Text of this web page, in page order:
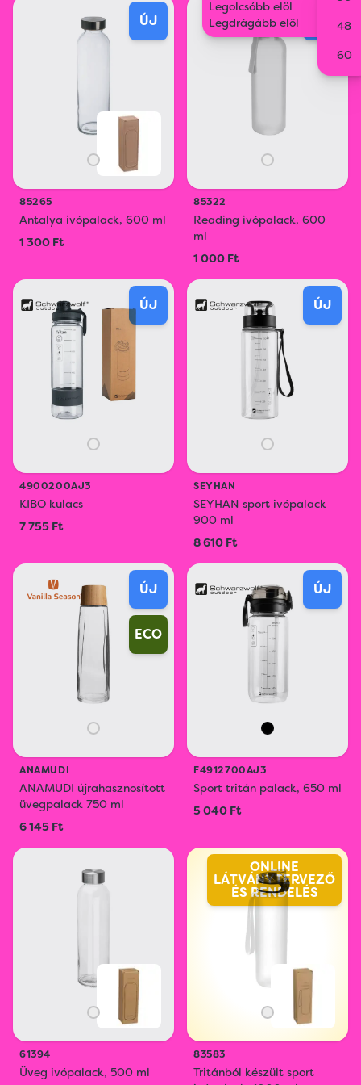
Legolcsóbb elöl
Legdrágább elöl
48
60
ÚJ
85265
Antalya ivópalack, 600 ml
1 300 Ft
85322
Reading ivópalack, 600
ml
1 000 Ft
ÚJ
4900200AJ3
KIBO kulacs
7 755 Ft
ÚJ
SEYHAN
SEYHAN sport ivópalack
900 ml
8 610 Ft
ÚJ
ECO
ANAMUDI
ANAMUDI újrahasznosított
üvegpalack 750 ml
6 145 Ft
ÚJ
F4912700AJ3
Sport tritán palack, 650 ml
5 040 Ft
61394
Üveg ivópalack, 500 ml
ONLINE
LÁTVÁNYTERVEZŐ
ÉS RENDELÉS
83583
Tritánból készült sport